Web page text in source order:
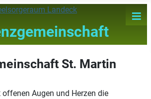
≡
St. Martin
Augen und Herzen die